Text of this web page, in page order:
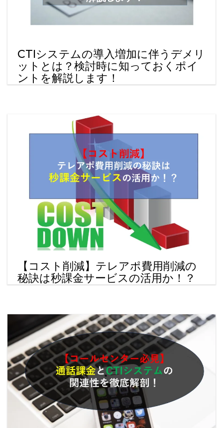
CTIシステムの導入増加に伴うデメリ
ットとは？検討時に知っておくポイ
ントを解説します！
【コスト削減】テレアポ費用削減の
秘訣は秒課金サービスの活用か！？